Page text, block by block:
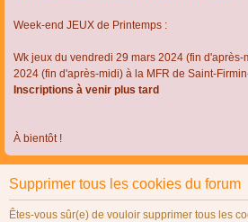
Week-end JEUX de Printemps :
Wk jeux du vendredi 29 mars 2024 (fin d'après-
2024 (fin d'après-midi) à la MFR de Saint-
Inscriptions à venir plus tard
À bientôt !
Supprimer tous les cookies du forum
Êtes-vous sûr(e) de vouloir supprimer tous les